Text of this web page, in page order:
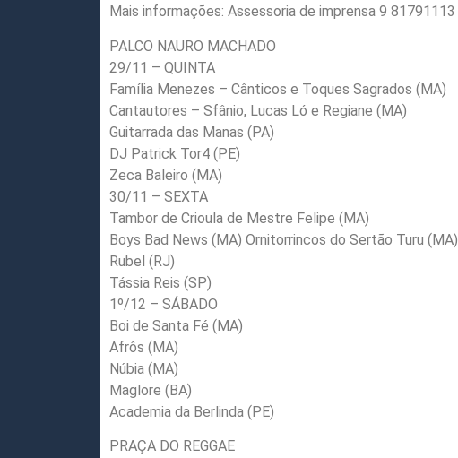
Mais informações: Assessoria de imprensa 9 81791113
PALCO NAURO MACHADO
29/11 – QUINTA
Família Menezes – Cânticos e Toques Sagrados (MA)
Cantautores – Sfânio, Lucas Ló e Regiane (MA)
Guitarrada das Manas (PA)
DJ Patrick Tor4 (PE)
Zeca Baleiro (MA)
30/11 – SEXTA
Tambor de Crioula de Mestre Felipe (MA)
Boys Bad News (MA) Ornitorrincos do Sertão Turu (MA)
Rubel (RJ)
Tássia Reis (SP)
1º/12 – SÁBADO
Boi de Santa Fé (MA)
Afrôs (MA)
Núbia (MA)
Maglore (BA)
Academia da Berlinda (PE)
PRAÇA DO REGGAE